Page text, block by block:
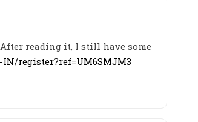
reading it, I still have some
register?ref=UM6SMJM3